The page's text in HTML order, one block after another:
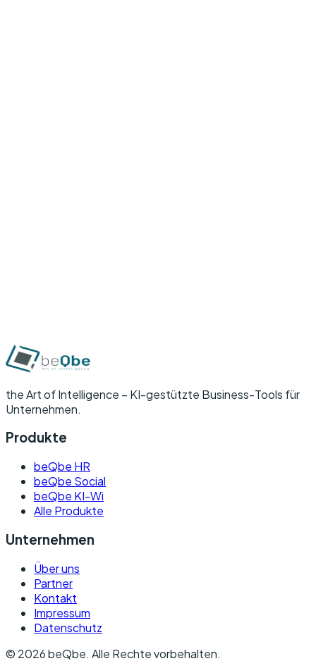
the Art of Intelligence – KI-gestützte Business-Tools für
Unternehmen.
Produkte
beQbe HR
beQbe Social
beQbe KI-Wi
Alle Produkte
Unternehmen
Über uns
Partner
Kontakt
Impressum
Datenschutz
© 2026beQbe. Alle Rechte vorbehalten.